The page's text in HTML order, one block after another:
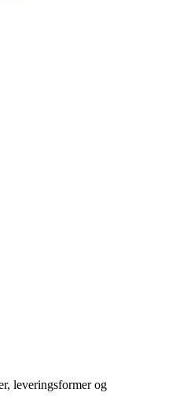
leveringsformer og